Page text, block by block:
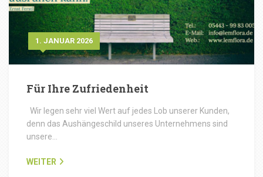
1. JANUAR 2026
Für Ihre Zufriedenheit
Wir legen sehr viel Wert auf jedes Lob unserer Kunden,
denn das Aushängeschild unseres Unternehmens sind
unsere…
WEITER